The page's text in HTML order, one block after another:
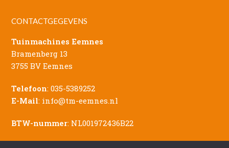
CONTACTGEGEVENS
Tuinmachines Eemnes
Bramenberg 13
3755 BV Eemnes
Telefoon:035-5389252
E-Mail: info@tm-eemnes.nl
BTW-nummer: NL001972436B22